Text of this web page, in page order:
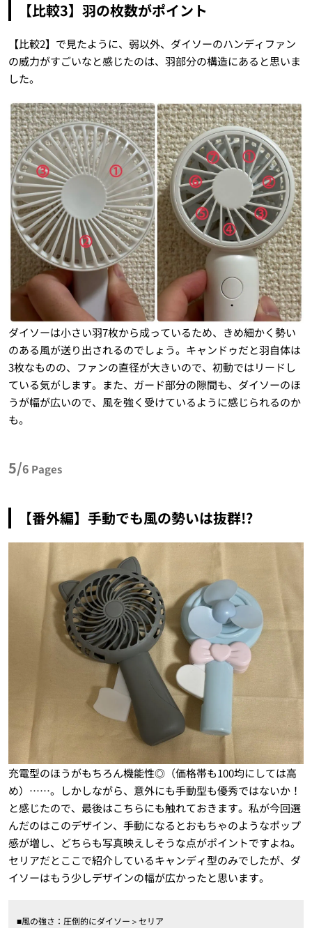
【比較3】羽の枚数がポイント
【比較2】で見たように、弱以外、ダイソーのハンディファン
の威力がすごいなと感じたのは、羽部分の構造にあると思いま
した。
ダイソーは小さい羽7枚から成っているため、きめ細かく勢い
のある風が送り出されるのでしょう。キャンドゥだと羽自体は
3枚なものの、ファンの直径が大きいので、初動ではリードし
ている気がします。また、ガード部分の隙間も、ダイソーのほ
うが幅が広いので、風を強く受けているように感じられるのか
も。
5/6 Pages
【番外編】手動でも風の勢いは抜群!?
充電型のほうがもちろん機能性◎（価格帯も100均にしては高
め）……。しかしながら、意外にも手動型も優秀ではないか！
と感じたので、最後はこちらにも触れておきます。私が今回選
んだのはこのデザイン、手動になるとおもちゃのようなポップ
感が増し、どちらも写真映えしそうな点がポイントですよね。
セリアだとここで紹介しているキャンディ型のみでしたが、ダ
イソーはもう少しデザインの幅が広かったと思います。
■風の強さ：圧倒的にダイソー＞セリア